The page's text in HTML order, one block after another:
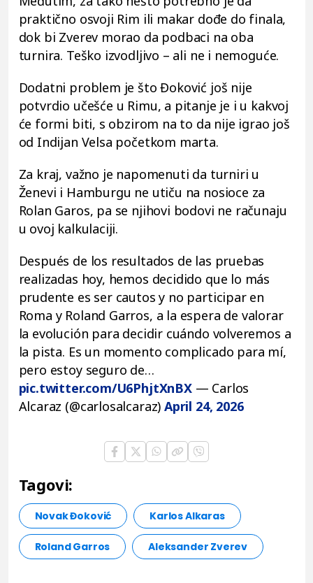
praktično osvoji Rim ili makar dođe do finala,
dok bi Zverev morao da podbaci na oba
turnira. Teško izvodljivo – ali ne i nemoguće.
Dodatni problem je što Đoković još nije
potvrdio učešće u Rimu, a pitanje je i u kakvoj
će formi biti, s obzirom na to da nije igrao još
od Indijan Velsa početkom marta.
Za kraj, važno je napomenuti da turniri u
Ženevi i Hamburgu ne utiču na nosioce za
Rolan Garos, pa se njihovi bodovi ne računaju
u ovoj kalkulaciji.
Después de los resultados de las pruebas
realizadas hoy, hemos decidido que lo más
prudente es ser cautos y no participar en
Roma y Roland Garros, a la espera de valorar
la evolución para decidir cuándo volveremos a
la pista. Es un momento complicado para mí,
pero estoy seguro de…
pic.twitter.com/U6PhjtXnBX— Carlos
Alcaraz (@carlosalcaraz)April 24, 2026
Tagovi:
Novak Đoković Karlos Alkaras
Roland Garros Aleksander Zverev